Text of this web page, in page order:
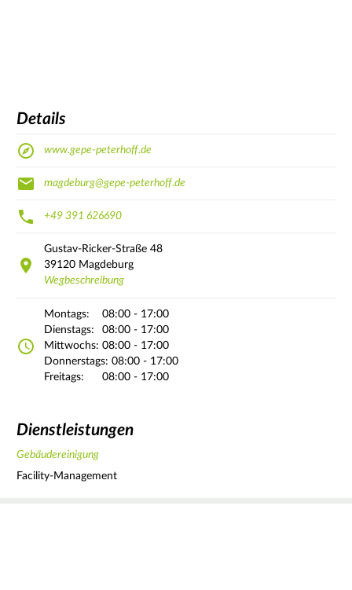
Details
www.gepe-peterhoff.de
magdeburg@gepe-peterhoff.de
+49 391 626690
Gustav-Ricker-Straße 48
39120 Magdeburg
Wegbeschreibung
Montags:
08:00 - 17:00
Dienstags:
08:00 - 17:00
Mittwochs: 08:00 - 17:00
Donnerstags: 08:00 - 17:00
Freitags:
08:00 - 17:00
Dienstleistungen
Gebäudereinigung
Facility-Management